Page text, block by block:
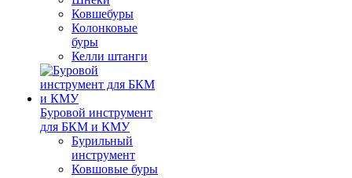
Ковшебуры
Колонковые
буры
Келли штанги
Буровой инструмент
для БКМ и КМУ
Бурильный
инструмент
Ковшовые буры